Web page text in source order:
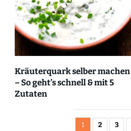
Kräuterquark selber machen
– So geht’s schnell & mit 5
Zutaten
1 2 3